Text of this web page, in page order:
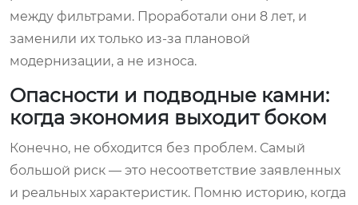
между фильтрами. Проработали они 8 лет, и
заменили их только из-за плановой
модернизации, а не износа.
Опасности и подводные камни:
когда экономия выходит боком
Конечно, не обходится без проблем. Самый
большой риск — это несоответствие заявленных
и реальных характеристик. Помню историю, когда